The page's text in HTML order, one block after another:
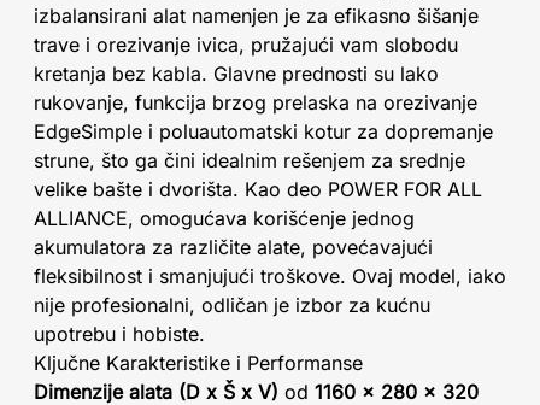
izbalansirani alat namenjen je za efikasno šišanje
trave i orezivanje ivica, pružajući vam slobodu
kretanja bez kabla. Glavne prednosti su lako
rukovanje, funkcija brzog prelaska na orezivanje
EdgeSimple i poluautomatski kotur za dopremanje
strune, što ga čini idealnim rešenjem za srednje
velike bašte i dvorišta. Kao deo POWER FOR ALL
ALLIANCE, omogućava korišćenje jednog
akumulatora za različite alate, povećavajući
fleksibilnost i smanjujući troškove. Ovaj model, iako
nije profesionalni, odličan je izbor za kućnu
upotrebu i hobiste.
Ključne Karakteristike i Performanse
Dimenzije alata (D x Š x V) od 1160 x 280 x 320